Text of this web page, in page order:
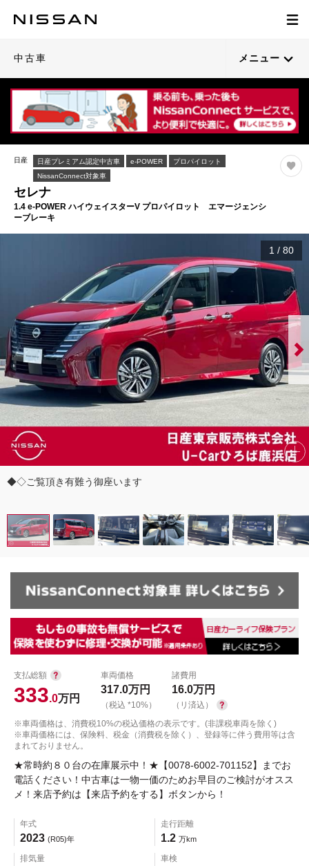
中古車 メニュー
日産 日産プレミアム認定中古車 e-POWER
プロパイロット
NissanConnect対象車
セレナ
1.4 e-POWER ハイウェイスターV プロパイロット エマージェンシ
ーブレーキ
1 / 80
◆◇ご覧頂き有難う御座います
支払総額
333.0万円
車両価格
317.0万円
（税込 *10%）
諸費用
16.0万円
（リ済込）
※車両価格は、消費税10%の税込価格の表示です。(非課税車両を除く)
※車両価格には、保険料、税金（消費税を除く）、登録等に伴う費用等は含
まれておりません。
★常時約８０台の在庫展示中！★【0078-6002-701152】までお
電話ください！中古車は一物一価のためお早目のご検討がオスス
メ！来店予約は【来店予約をする】ボタンから！
年式
2023 (R05)年
走行距離
1.2 万km
排気量 車検